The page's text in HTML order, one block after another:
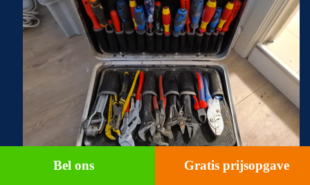
Bel ons Gratis prijsopgave